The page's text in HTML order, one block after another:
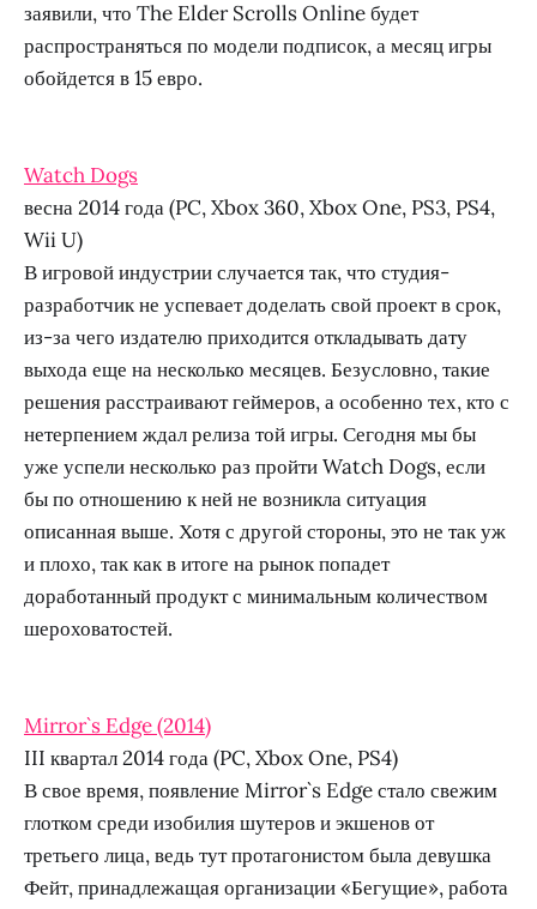
заявили, что The Elder Scrolls Online будет
распространяться по модели подписок, а месяц игры
обойдется в 15 евро.
Watch Dogs
весна 2014 года (PC, Xbox 360, Xbox One, PS3, PS4,
Wii U)
В игровой индустрии случается так, что студия-
разработчик не успевает доделать свой проект в срок,
из-за чего издателю приходится откладывать дату
выхода еще на несколько месяцев. Безусловно, такие
решения расстраивают геймеров, а особенно тех, кто с
нетерпением ждал релиза той игры. Сегодня мы бы
уже успели несколько раз пройти Watch Dogs, если
бы по отношению к ней не возникла ситуация
описанная выше. Хотя с другой стороны, это не так уж
и плохо, так как в итоге на рынок попадет
доработанный продукт с минимальным количеством
шероховатостей.
Mirror`s Edge (2014)
III квартал 2014 года (PC, Xbox One, PS4)
В свое время, появление Mirror`s Edge стало свежим
глотком среди изобилия шутеров и экшенов от
третьего лица, ведь тут протагонистом была девушка
Фейт, принадлежащая организации «Бегущие», работа